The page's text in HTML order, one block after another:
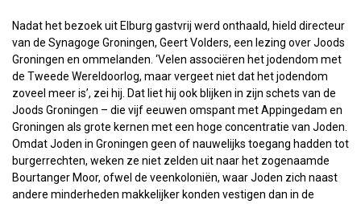
Nadat het bezoek uit Elburg gastvrij werd onthaald, hield directeur
van de Synagoge Groningen, Geert Volders, een lezing over Joods
Groningen en ommelanden. ‘Velen associëren het jodendom met
de Tweede Wereldoorlog, maar vergeet niet dat het jodendom
zoveel meer is’, zei hij. Dat liet hij ook blijken in zijn schets van de
Joods Groningen – die vijf eeuwen omspant met Appingedam en
Groningen als grote kernen met een hoge concentratie van Joden.
Omdat Joden in Groningen geen of nauwelijks toegang hadden tot
burgerrechten, weken ze niet zelden uit naar het zogenaamde
Bourtanger Moor, ofwel de veenkoloniën, waar Joden zich naast
andere minderheden makkelijker konden vestigen dan in de